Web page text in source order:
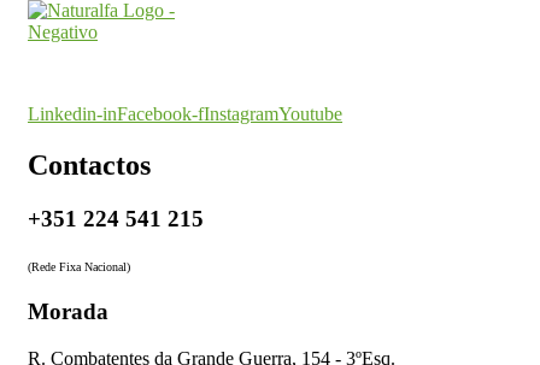
Linkedin-inFacebook-fInstagramYoutube
Contactos
+351 224 541 215
(Rede Fixa Nacional)
Morada
R. Combatentes da Grande Guerra, 154 - 3ºEsq.